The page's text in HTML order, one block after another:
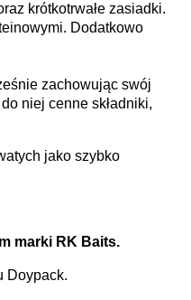
krótkotrwałe zasiadki.
Dodatkowo
zachowując swój
niej cenne składniki,
jako szybko
marki RK Baits.
Doypack.